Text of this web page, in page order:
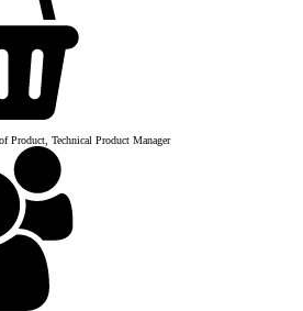
Product, Technical Product Manager